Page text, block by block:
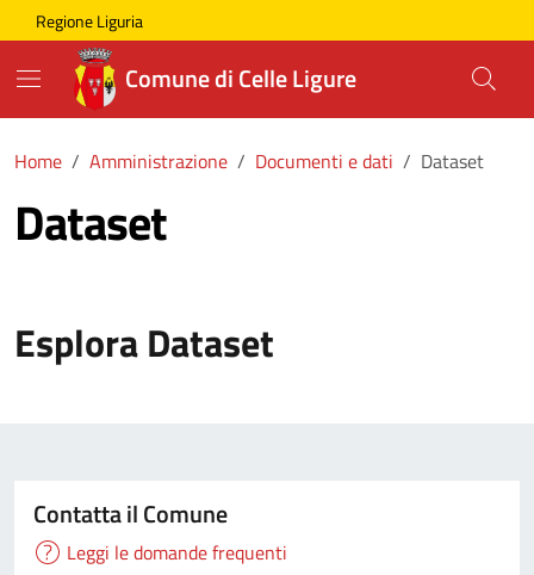
Skip to main content
Comune di Celle Ligure
Regione Liguria
Comune di Celle Ligure
Home Amministrazione Documenti e dati Dataset
Dataset
Esplora Dataset
Contatta il Comune
Leggi le domande frequenti